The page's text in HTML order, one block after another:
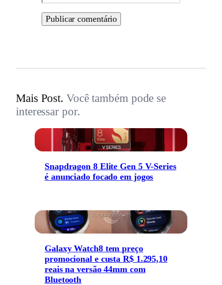
Mais Post. Você também pode se
interessar por.
Snapdragon 8 Elite Gen 5 V-Series
é anunciado focado em jogos
Galaxy Watch8 tem preço
promocional e custa R$ 1.295,10
reais na versão 44mm com
Bluetooth